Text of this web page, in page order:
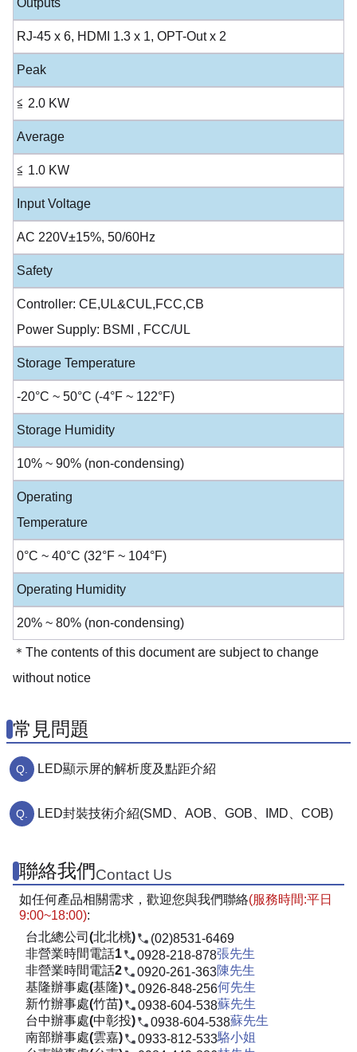
Outputs
RJ-45 x 6, HDMI 1.3 x 1, OPT-Out x 2
Peak
≦ 2.0 KW
Average
≦ 1.0 KW
Input Voltage
AC 220V±15%, 50/60Hz
Safety
Controller: CE,UL&CUL,FCC,CB
Power Supply: BSMI , FCC/UL
Storage Temperature
-20°C ~ 50°C (-4°F ~ 122°F)
Storage Humidity
10% ~ 90% (non-condensing)
Operating
Temperature
0°C ~ 40°C (32°F ~ 104°F)
Operating Humidity
20% ~ 80% (non-condensing)
＊The contents of this document are subject to change
without notice
常見問題
LED顯示屏的解析度及點距介紹
LED封裝技術介紹(SMD、AOB、GOB、IMD、COB)
聯絡我們Contact Us
如任何產品相關需求，歡迎您與我們聯絡(服務時間:平日
9:00~18:00):
台北總公司(北北桃)
(02)8531-6469
非營業時間電話1
0928-218-878張先生
非營業時間電話2
0920-261-363陳先生
基隆辦事處(基隆)
0926-848-256何先生
新竹辦事處(竹苗)
0938-604-538蘇先生
台中辦事處(中彰投)
0938-604-538蘇先生
南部辦事處(雲嘉)
0933-812-533駱小姐